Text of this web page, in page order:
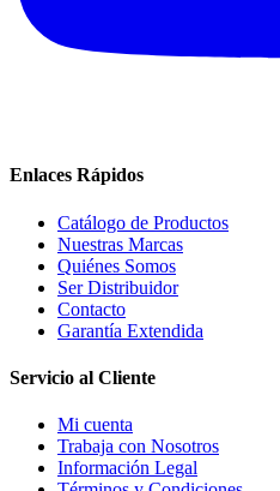
Enlaces Rápidos
Catálogo de Productos
Nuestras Marcas
Quiénes Somos
Ser Distribuidor
Contacto
Garantía Extendida
Servicio al Cliente
Mi cuenta
Trabaja con Nosotros
Información Legal